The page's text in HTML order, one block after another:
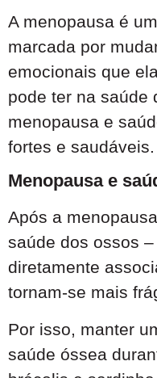
A menopausa é
marcada por
emocionais que
pode ter na saúde
menopausa e
fortes e saudáveis.
Menopausa e
Após a
saúde dos ossos
diretamente
tornam-se mais
Por isso, manter
saúde óssea